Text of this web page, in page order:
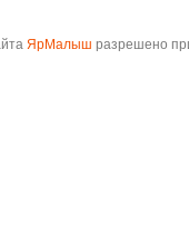
ЯрМалыш разрешено